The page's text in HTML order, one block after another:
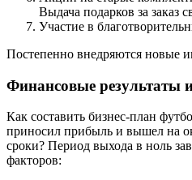
Выдача подарков за заказ
Участие в
Постепенно внедряются новые
Финансовые результаты
Как составить бизнес-план
приносил прибыль и вышел на
сроки? Период выхода в ноль
факторов: